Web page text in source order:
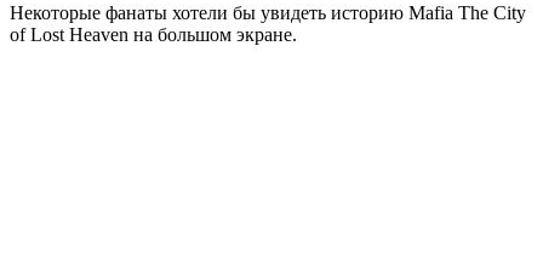
Некоторые фанаты хотели бы увидеть историю Mafia The City
of Lost Heaven на большом экране.